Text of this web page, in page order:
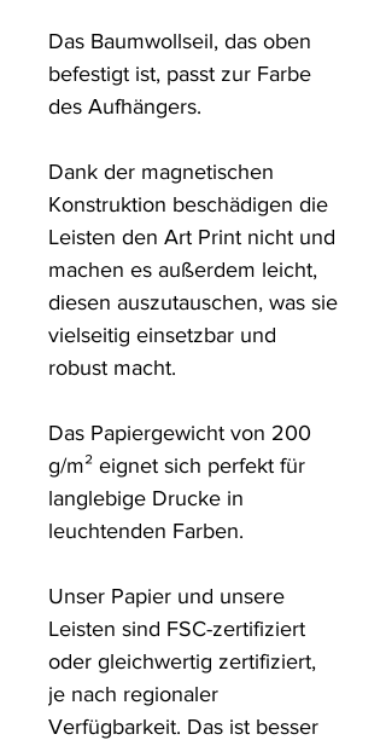
Das Baumwollseil, das oben
befestigt ist, passt zur Farbe
des Aufhängers.
Dank der magnetischen
Konstruktion beschädigen die
Leisten den Art Print nicht und
machen es außerdem leicht,
diesen auszutauschen, was sie
vielseitig einsetzbar und
robust macht.
Das Papiergewicht von 200
g/m² eignet sich perfekt für
langlebige Drucke in
leuchtenden Farben.
Unser Papier und unsere
Leisten sind FSC-zertifiziert
oder gleichwertig zertifiziert,
je nach regionaler
Verfügbarkeit. Das ist besser